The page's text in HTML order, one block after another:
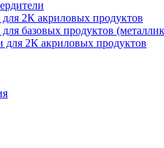
для 2К акриловых продуктов
для базовых продуктов
для 2К акриловых продуктов